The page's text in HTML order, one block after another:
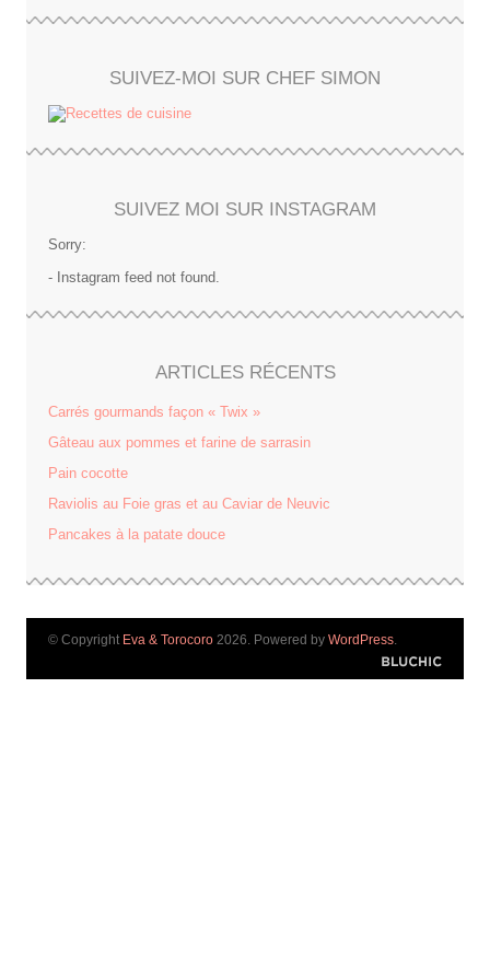
SUIVEZ-MOI SUR CHEF SIMON
SUIVEZ MOI SUR INSTAGRAM
Sorry:
- Instagram feed not found.
ARTICLES RÉCENTS
Carrés gourmands façon « Twix »
Gâteau aux pommes et farine de sarrasin
Pain cocotte
Raviolis au Foie gras et au Caviar de Neuvic
Pancakes à la patate douce
© Copyright Eva & Torocoro 2026. Powered by WordPress